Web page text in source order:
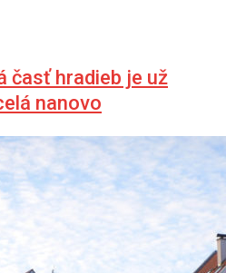
časť hradieb je už
nanovo